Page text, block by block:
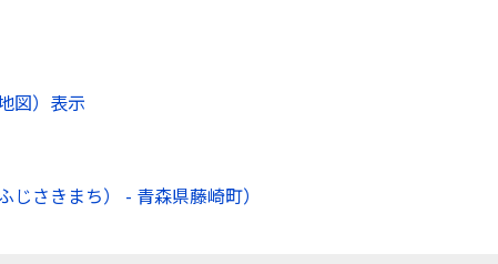
図）表示
さきまち） - 青森県藤崎町）